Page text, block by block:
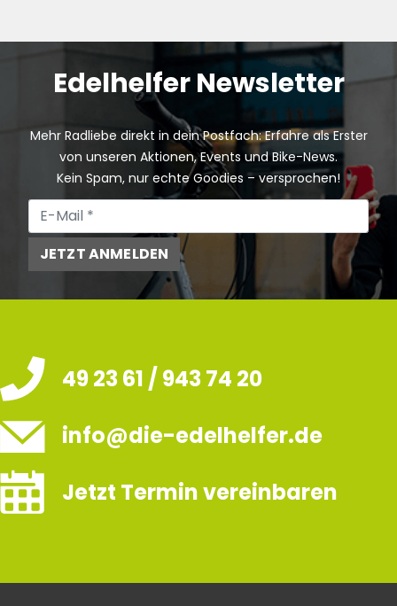
Edelhelfer Newsletter
Mehr Radliebe direkt in dein Postfach: Erfahre als Erster
von unseren Aktionen, Events und Bike-News.
Kein Spam, nur echte Goodies – versprochen!
JETZT ANMELDEN
49 23 61 / 943 74 20
info@die-edelhelfer.de
Jetzt Termin vereinbaren